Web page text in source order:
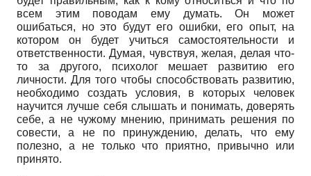
всем этим поводам ему думать. Он может
ошибаться, но это будут его ошибки, его опыт, на
котором он будет учиться самостоятельности и
ответственности. Думая, чувствуя, желая, делая что-
то за другого, психолог мешает развитию его
личности. Для того чтобы способствовать развитию,
необходимо создать условия, в которых человек
научится лучше себя слышать и понимать, доверять
себе, а не чужому мнению, принимать решения по
совести, а не по принуждению, делать, что ему
полезно, а не только что приятно, привычно или
принято.